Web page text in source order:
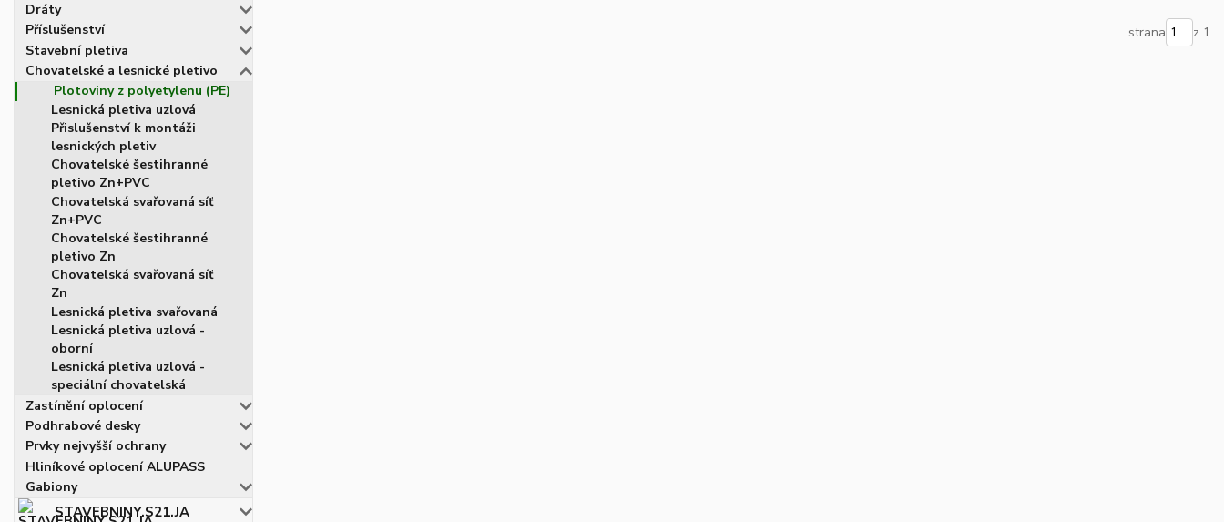
Dráty
Příslušenství
Stavební pletiva
Chovatelské a lesnické pletivo
Plotoviny z polyetylenu (PE)
Lesnická pletiva uzlová
Přislušenství k montáži
lesnických pletiv
Chovatelské šestihranné
pletivo Zn+PVC
Chovatelská svařovaná síť
Zn+PVC
Chovatelské šestihranné
pletivo Zn
Chovatelská svařovaná síť
Zn
Lesnická pletiva svařovaná
Lesnická pletiva uzlová -
oborní
Lesnická pletiva uzlová -
speciální chovatelská
Zastínění oplocení
Podhrabové desky
Prvky nejvyšší ochrany
Hliníkové oplocení ALUPASS
Gabiony
STAVEBNINY.S21.JA
strana z 1